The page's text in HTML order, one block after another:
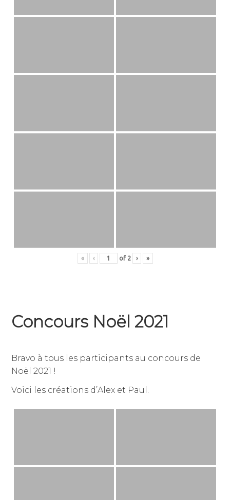
« ‹ of 2 › »
Concours Noël 2021
2021
dominique
julien
dans
non
classé
Bravo à tous les participants au concours de
Noël 2021 !
Voici les créations d’Alex et Paul.